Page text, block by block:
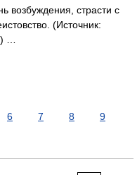
возбуждения, страсти с
(Источник:
…
6 7 8
9